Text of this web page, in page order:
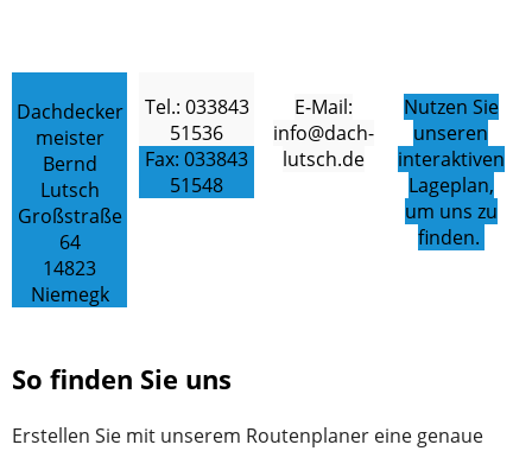
Dachdecker
meister
Bernd
Lutsch
Großstraße
64
14823
Niemegk
Tel.: 033843
51536
Fax: 033843
51548
E-Mail:
info@dach-
lutsch.de
Nutzen Sie
unseren
interaktiven
Lageplan,
um uns zu
finden.
So finden Sie uns
Erstellen Sie mit unserem Routenplaner eine genaue